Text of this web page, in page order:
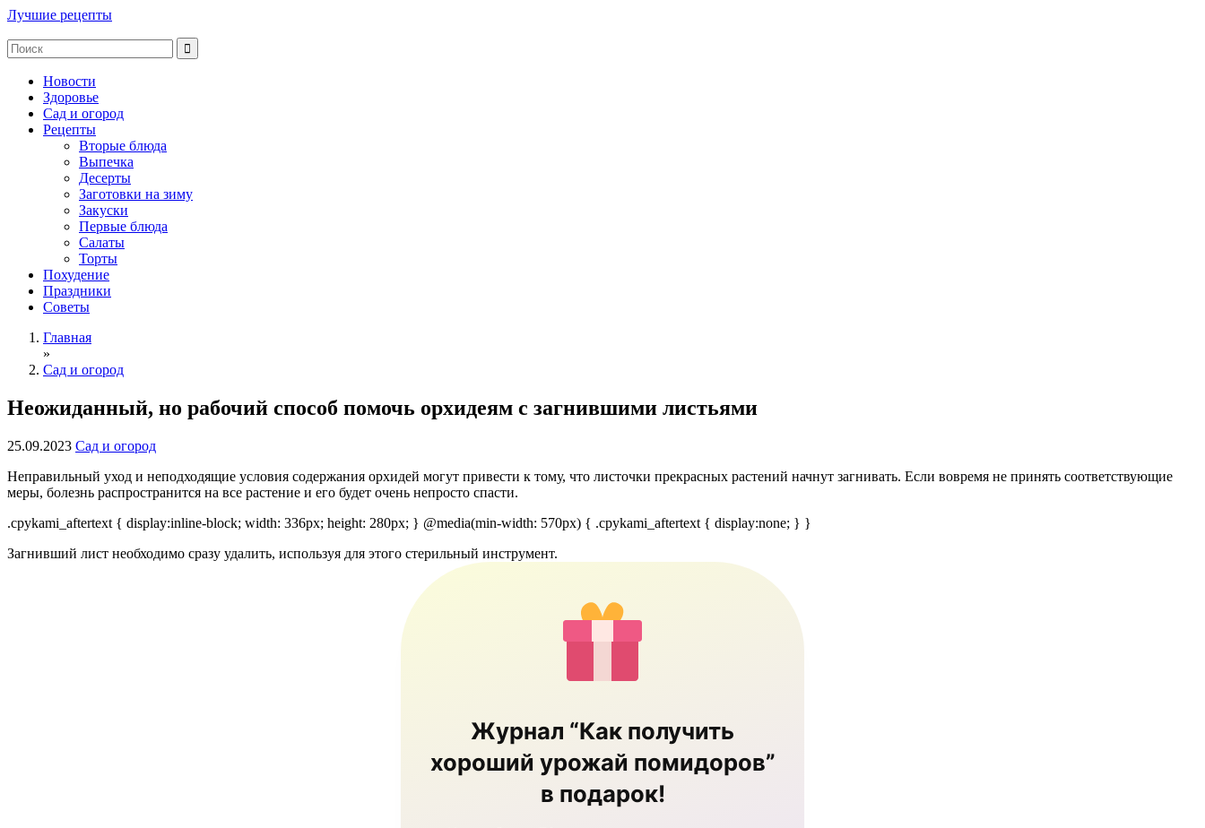
Лучшие рецепты
Новости
Здоровье
Сад и огород
Рецепты
Вторые блюда
Выпечка
Десерты
Заготовки на зиму
Закуски
Первые блюда
Салаты
Торты
Похудение
Праздники
Советы
Главная
»
Сад и огород
Неожиданный, но рабочий способ помочь орхидеям с загнившими листьями
25.09.2023 Сад и огород
Неправильный уход и неподходящие условия содержания орхидей могут привести к тому, что листочки прекрасных растений начнут загнивать. Если вовремя не принять соответствующие
меры, болезнь распространится на все растение и его будет очень непросто спасти.
.cpykami_aftertext { display:inline-block; width: 336px; height: 280px; } @media(min-width: 570px) { .cpykami_aftertext { display:none; } }
Загнивший лист необходимо сразу удалить, используя для этого стерильный инструмент.
Журнал “Как получить
хороший урожай помидоров”
в подарок!